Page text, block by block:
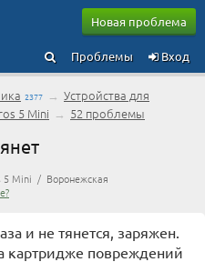
Новая проблема
Вход
Проблемы
2377 → Устройства для
5 Mini → 52 проблемы
5 Mini / Воронежская
и не тянется, заряжен.
картридже повреждений